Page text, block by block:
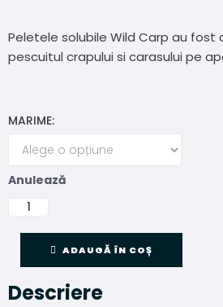
Peletele solubile Wild Carp au
pescuitul crapului si carasului pe
MARIME:
Anulează
ADAUGĂ ÎN COȘ
Descriere